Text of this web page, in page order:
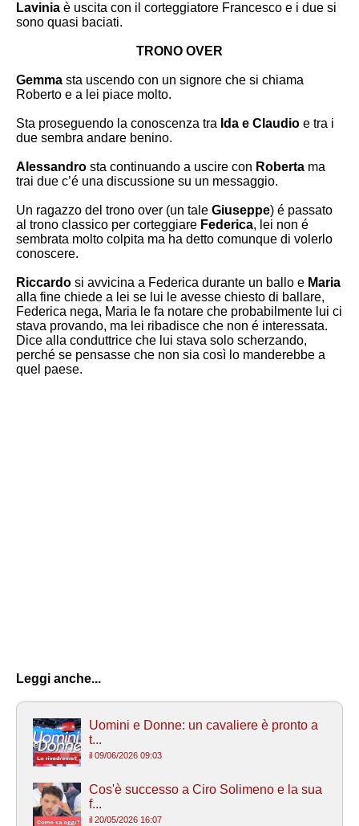
Lavinia è uscita con il corteggiatore Francesco e i due si
sono quasi baciati.
TRONO OVER
Gemma sta uscendo con un signore che si chiama
Roberto e a lei piace molto.
Sta proseguendo la conoscenza tra Ida e Claudio e tra i
due sembra andare benino.
Alessandro sta continuando a uscire con Roberta ma
trai due c’é una discussione su un messaggio.
Un ragazzo del trono over (un tale Giuseppe) é passato
al trono classico per corteggiare Federica, lei non é
sembrata molto colpita ma ha detto comunque di volerlo
conoscere.
Riccardo si avvicina a Federica durante un ballo e Maria
alla fine chiede a lei se lui le avesse chiesto di ballare,
Federica nega, Maria le fa notare che probabilmente lui ci
stava provando, ma lei ribadisce che non é interessata.
Dice alla conduttrice che lui stava solo scherzando,
perché se pensasse che non sia così lo manderebbe a
quel paese.
Leggi anche...
Uomini e Donne: un cavaliere è pronto a
t...
il 09/06/2026 09:03
Cos'è successo a Ciro Solimeno e la sua
f...
il 20/05/2026 16:07